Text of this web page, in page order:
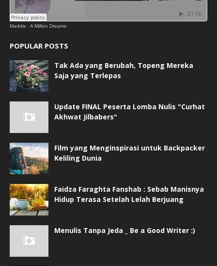
Maddie ·A Million Dreams
POPULAR POSTS
Tak Ada yang Berubah, Topeng Mereka
Saja yang Terlepas
Update FINAL Peserta Lomba Nulis "Curhat
Akhwat Jilbabers"
Film yang Menginspirasi untuk Backpacker
Keliling Dunia
Faidza Faraghta Fanshab : Sebab Manisnya
Hidup Terasa Setelah Lelah Berjuang
Menulis Tanpa Jeda _ Be a Good Writer :)